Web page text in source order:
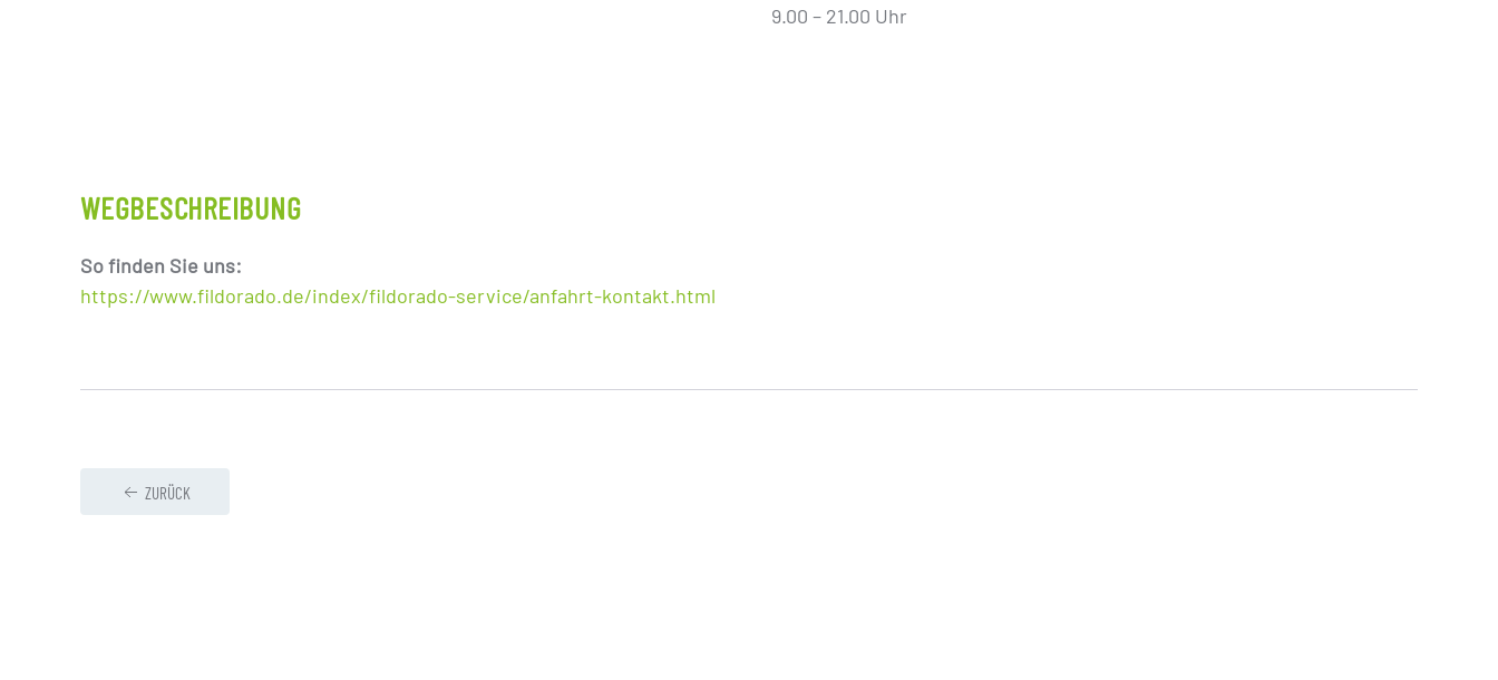
9.00 – 21.00 Uhr
WEGBESCHREIBUNG
So finden Sie uns:
https://www.fildorado.de/index/fildorado-service/anfahrt-kontakt.html
ZURÜCK